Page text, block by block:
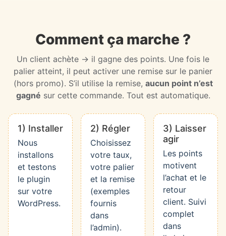
Comment ça marche ?
Un client achète → il gagne des points. Une fois le
palier atteint, il peut activer une remise sur le panier
(hors promo). S’il utilise la remise, aucun point n’est
gagné sur cette commande. Tout est automatique.
1) Installer
Nous
installons
et testons
le plugin
sur votre
WordPress.
2) Régler
Choisissez
votre taux,
votre palier
et la remise
(exemples
fournis
dans
l’admin).
3) Laisser
agir
Les points
motivent
l’achat et le
retour
client. Suivi
complet
dans